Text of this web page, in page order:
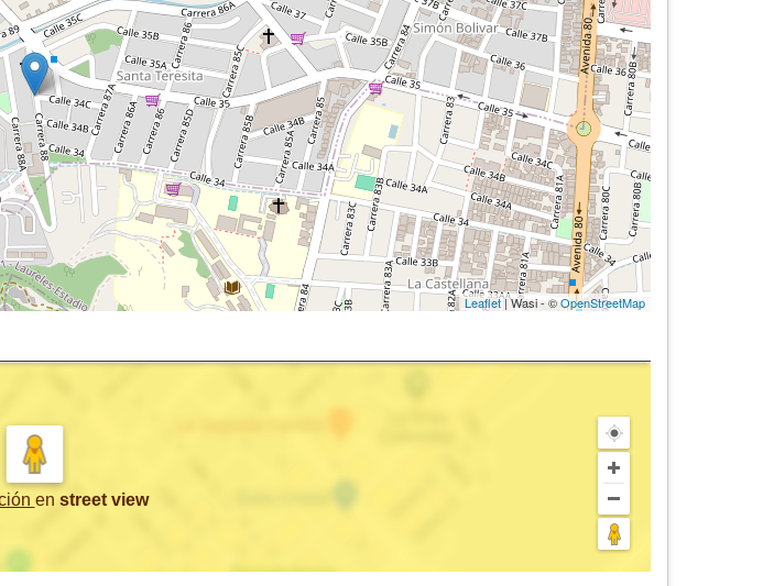
Leaflet| Wasi - ©OpenStreetMap
en street view